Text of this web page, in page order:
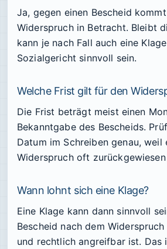
Ja, gegen einen Bescheid
Widerspruch in Betracht. Bleibt
kann je nach Fall auch eine
Sozialgericht sinnvoll sein.
Welche Frist gilt für den
Die Frist beträgt meist einen
Bekanntgabe des Bescheids.
Datum im Schreiben genau, weil
Widerspruch oft
Wann lohnt sich eine Klage?
Eine Klage kann dann sinnvoll
Bescheid nach dem
und rechtlich angreifbar ist. Das